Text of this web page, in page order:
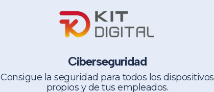
Ciberseguridad
Consigue la seguridad para todos los dispositivos
propios y de tus empleados.